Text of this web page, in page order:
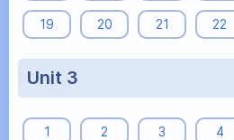
19 20 21 22
Unit 3
1 2 3 4